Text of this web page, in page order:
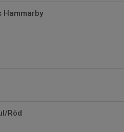
Hammarby
Röd